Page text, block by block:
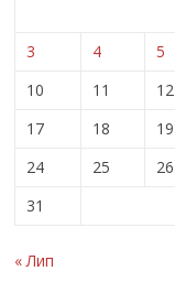
3
4 5
10
11 12
17
18 19
24
25 26
31
« Лип